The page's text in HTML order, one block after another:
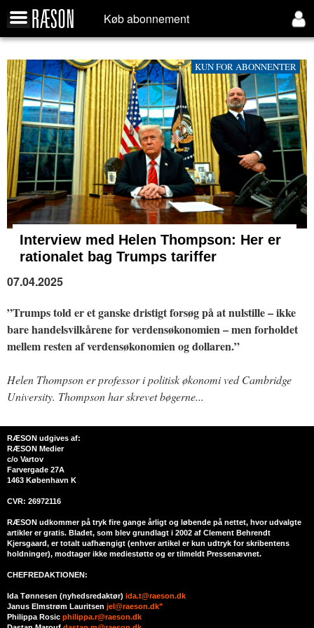
Køb abonnement
KUN FOR ABONNENTER
Interview med Helen Thompson: Her er
rationalet bag Trumps tariffer
07.04.2025
”Trumps told er et ganske dristigt forsøg på at nulstille – ikke
bare handelsvilkårene for verdensøkonomien – men forholdet
mellem resten af verdensøkonomien og dollaren.”
Helen Thompson er professor i politisk økonomi ved Cambridge
University. Thompson har skrevet bøgerne...
RÆSON udgives af:
RÆSON Medier
c/o Vartov
Farvergade 27A
1463 København K
CVR: 26972116
RÆSON udkommer på tryk fire gange årligt og løbende på nettet, hvor udvalgte
artikler er gratis. Bladet, som blev grundlagt i 2002 af Clement Behrendt
Kjersgaard, er totalt uafhængigt (enhver artikel er kun udtryk for skribentens
holdninger), modtager ikke mediestøtte og er tilmeldt Pressenævnet.
CHEFREDAKTIONEN:
Ida Tønnesen (nyhedsredaktør) ida.t@raeson.dk
Janus Elmstrøm Lauritsen jel@raeson.dk"
Philippa Rosic philippa.r@raeson.dk